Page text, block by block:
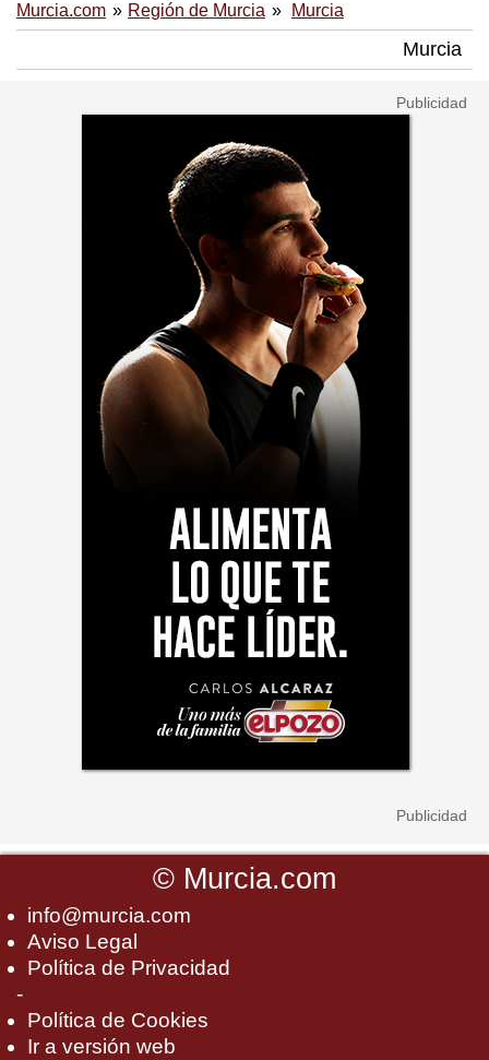
Murcia.com Región de Murcia Murcia
Murcia
© Murcia.com
info@murcia.com
Aviso Legal
Política de Privacidad
-
Política de Cookies
Ir a versión web